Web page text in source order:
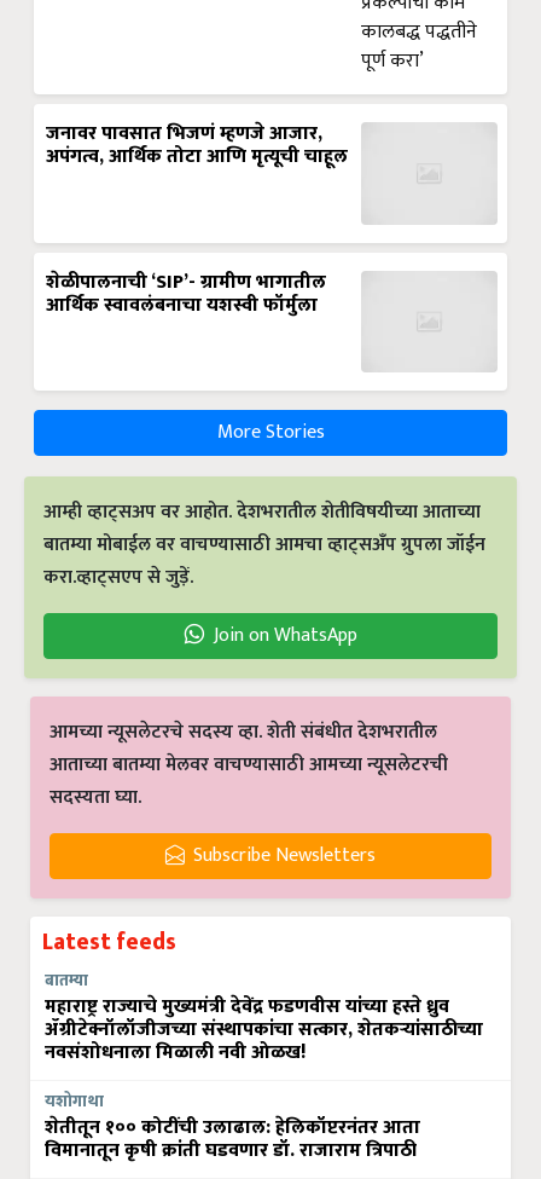
जनावर पावसात भिजणं म्हणजे आजार,
अपंगत्व, आर्थिक तोटा आणि मृत्यूची चाहूल
शेळीपालनाची ‘SIP’- ग्रामीण भागातील
आर्थिक स्वावलंबनाचा यशस्वी फॉर्मुला
More Stories
आम्ही व्हाट्सअप वर आहोत. देशभरातील शेतीविषयीच्या आताच्या
बातम्या मोबाईल वर वाचण्यासाठी आमचा व्हाट्सअँप ग्रुपला जॉईन
करा.व्हाट्सएप से जुड़ें.
Join on WhatsApp
आमच्या न्यूसलेटरचे सदस्य व्हा. शेती संबंधीत देशभरातील
आताच्या बातम्या मेलवर वाचण्यासाठी आमच्या न्यूसलेटरची
सदस्यता घ्या.
Subscribe Newsletters
Latest feeds
बातम्या
महाराष्ट्र राज्याचे मुख्यमंत्री देवेंद्र फडणवीस यांच्या हस्ते ध्रुव
ॲग्रीटेक्नॉलॉजीजच्या संस्थापकांचा सत्कार, शेतकऱ्यांसाठीच्या
नवसंशोधनाला मिळाली नवी ओळख!
यशोगाथा
शेतीतून १०० कोटींची उलाढाल: हेलिकॉप्टरनंतर आता
विमानातून कृषी क्रांती घडवणार डॉ. राजाराम त्रिपाठी